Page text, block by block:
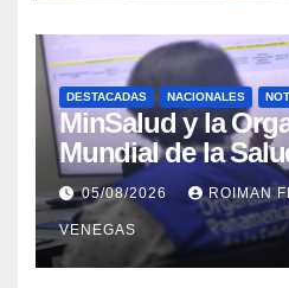
DESTACADAS NACIONALES
MinSalud y la
Mundial de la
propuesta técnica
materia de agua
higiene ante
sísmica
05/08/2026 ROIMAN
VENEGAS